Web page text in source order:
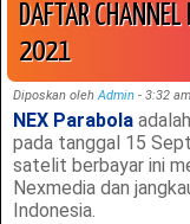
DAFTAR
2021
Diposkan olehAdmin - 3:32
NEX Parabola
pada tanggal 15
satelit berbayar ini
Nexmedia dan
Indonesia.